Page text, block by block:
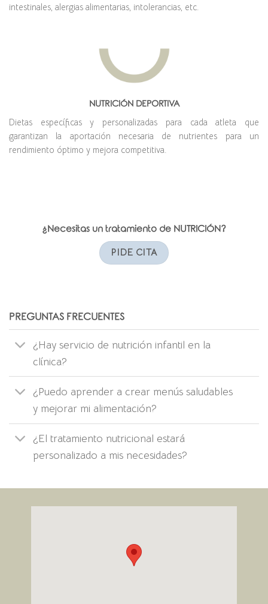
intestinales, alergias alimentarias, intolerancias, etc.
NUTRICIÓN DEPORTIVA
Dietas específicas y personalizadas para cada atleta que
garantizan la aportación necesaria de nutrientes para un
rendimiento óptimo y mejora competitiva.
¿Necesitas un tratamiento de NUTRICIÓN?
PIDE CITA
PREGUNTAS FRECUENTES
¿Hay servicio de nutrición infantil en la
clínica?
¿Puedo aprender a crear menús saludables
y mejorar mi alimentación?
¿El tratamiento nutricional estará
personalizado a mis necesidades?